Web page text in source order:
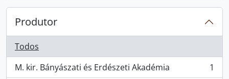
Produtor
Todos
M. kir. Bányászati és Erdészeti Akadémia
, 1 resultados
1